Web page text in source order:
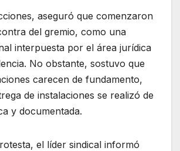
aseguró que comenzaron
del gremio, como una
interpuesta por el área jurídica
No obstante, sostuvo que
carecen de fundamento,
de instalaciones se realizó de
y documentada.
el líder sindical informó